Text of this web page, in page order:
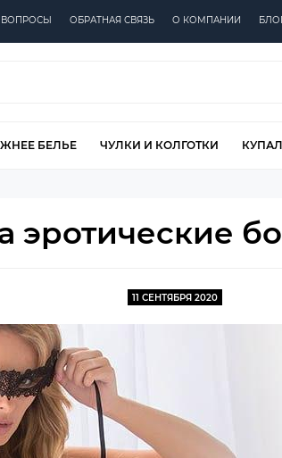
ВОПРОСЫ ОБРАТНАЯ СВЯЗЬ О КОМПАНИИ
БЕЛЬЕ ЧУЛКИ И КОЛГОТКИ
эротические
11 СЕНТЯБРЯ 2020